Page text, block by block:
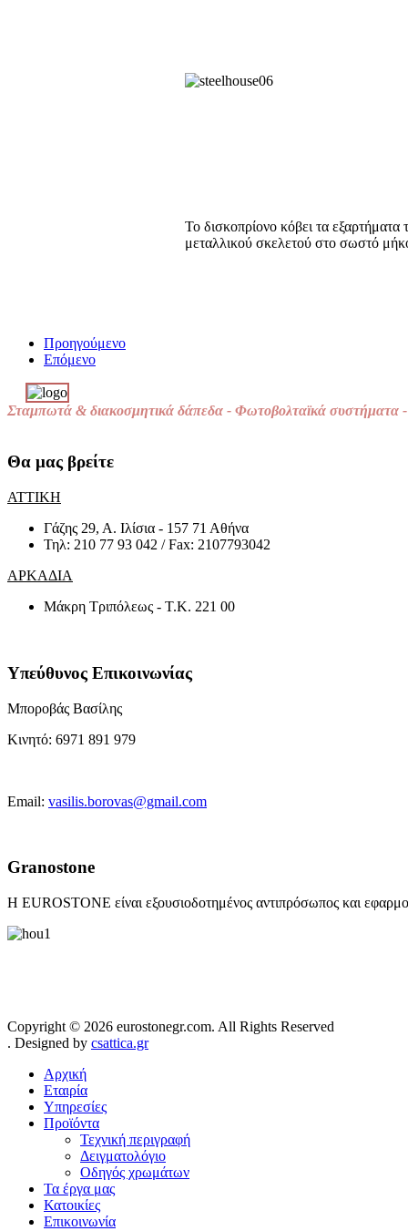
Το δισκοπρίονο κόβει τα εξαρτήματα
μεταλλικού σκελετού στο σωστό
Προηγούμενο
Επόμενο
Σταμπωτά & διακοσμητικά δάπεδα - Φωτοβολταϊκά συστήματα -
Θα μας βρείτε
ΑΤΤΙΚΗ
Γάζης 29, Α. Ιλίσια - 157 71 Αθήνα
Τηλ: 210 77 93 042 / Fax: 2107793042
ΑΡΚΑΔΙΑ
Μάκρη Τριπόλεως - Τ.Κ. 221 00
Υπεύθυνος Επικοινωνίας
Μποροβάς Βασίλης
Κινητό: 6971 891 979
Email: vasilis.borovas@gmail.com
Granostone
Η EUROSTONE είναι εξουσιοδοτημένος αντιπρόσωπος και
Copyright © 2026 eurostonegr.com. All Rights Reserved
. Designed by csattica.gr
Αρχική
Εταιρία
Υπηρεσίες
Προϊόντα
Τεχνική περιγραφή
Δειγματολόγιο
Οδηγός χρωμάτων
Τα έργα μας
Κατοικίες
Επικοινωνία